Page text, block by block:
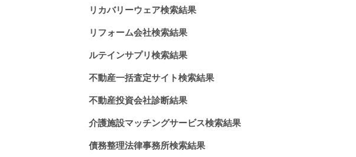
リカバリーウェア検索結果
リフォーム会社検索結果
ルテインサプリ検索結果
不動産一括査定サイト検索結果
不動産投資会社診断結果
介護施設マッチングサービス検索結果
債務整理法律事務所検索結果